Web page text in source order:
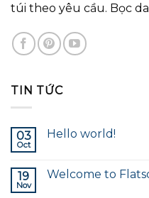
túi theo yêu cầu. Bọc
TIN TỨC
03
Oct
Hello world!
19
Nov
Welcome to